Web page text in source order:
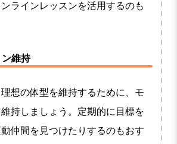
ラインレッスンを活用するのも
維持
想の体型を維持するために、モ
持しましょう。定期的に目標を
仲間を見つけたりするのもおす